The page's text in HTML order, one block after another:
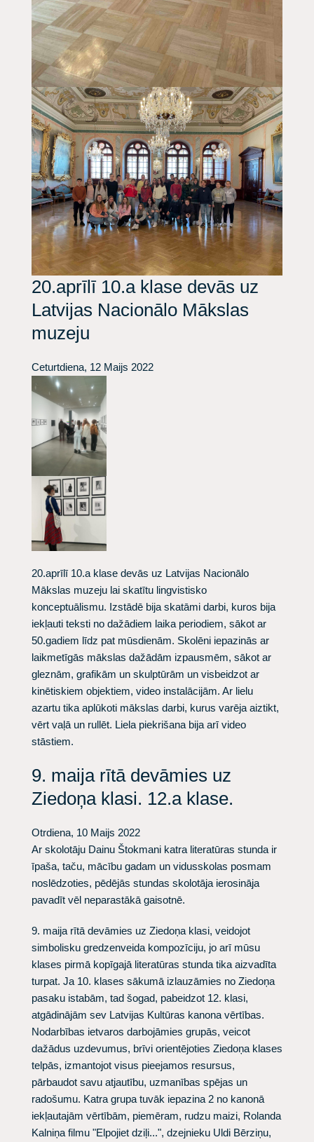
20.aprīlī 10.a klase devās uz
Latvijas Nacionālo Mākslas
muzeju
Ceturtdiena, 12 Maijs 2022
20.aprīlī 10.a klase devās uz Latvijas Nacionālo
Mākslas muzeju lai skatītu lingvistisko
konceptuālismu. Izstādē bija skatāmi darbi, kuros bija
iekļauti teksti no dažādiem laika periodiem, sākot ar
50.gadiem līdz pat mūsdienām. Skolēni iepazinās ar
laikmetīgās mākslas dažādām izpausmēm, sākot ar
gleznām, grafikām un skulptūrām un visbeidzot ar
kinētiskiem objektiem, video instalācijām. Ar lielu
azartu tika aplūkoti mākslas darbi, kurus varēja aiztikt,
vērt vaļā un rullēt. Liela piekrišana bija arī video
stāstiem.
9. maija rītā devāmies uz
Ziedoņa klasi. 12.a klase.
Otrdiena, 10 Maijs 2022
Ar skolotāju Dainu Štokmani katra literatūras stunda ir
īpaša, taču, mācību gadam un vidusskolas posmam
noslēdzoties, pēdējās stundas skolotāja ierosināja
pavadīt vēl neparastākā gaisotnē.
9. maija rītā devāmies uz Ziedoņa klasi, veidojot
simbolisku gredzenveida kompozīciju, jo arī mūsu
klases pirmā kopīgajā literatūras stunda tika aizvadīta
turpat. Ja 10. klases sākumā izlauzāmies no Ziedoņa
pasaku istabām, tad šogad, pabeidzot 12. klasi,
atgādinājām sev Latvijas Kultūras kanona vērtības.
Nodarbības ietvaros darbojāmies grupās, veicot
dažādus uzdevumus, brīvi orientējoties Ziedoņa klases
telpās, izmantojot visus pieejamos resursus,
pārbaudot savu atjautību, uzmanības spējas un
radošumu. Katra grupa tuvāk iepazina 2 no kanonā
iekļautajām vērtībām, piemēram, rudzu maizi, Rolanda
Kalniņa filmu "Elpojiet dziļi...", dzejnieku Uldi Bērziņu,